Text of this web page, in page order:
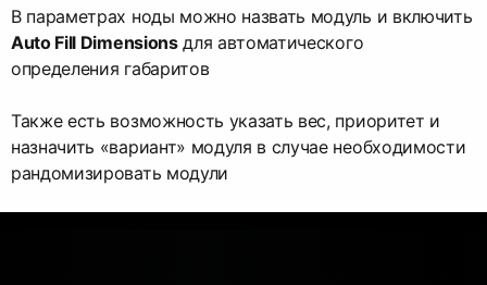
В параметрах ноды можно назвать модуль и включить
Auto Fill Dimensionsдля автоматического
определения габаритов
Также есть возможность указать вес, приоритет и
назначить «вариант» модуля в случае необходимости
рандомизировать модули